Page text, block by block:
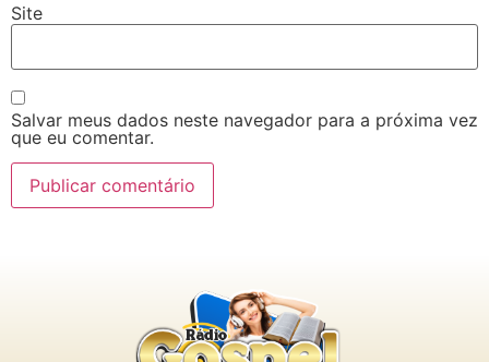
Site
Salvar meus dados neste navegador para a próxima vez
que eu comentar.